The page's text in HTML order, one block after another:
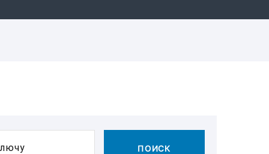
ПОИСК